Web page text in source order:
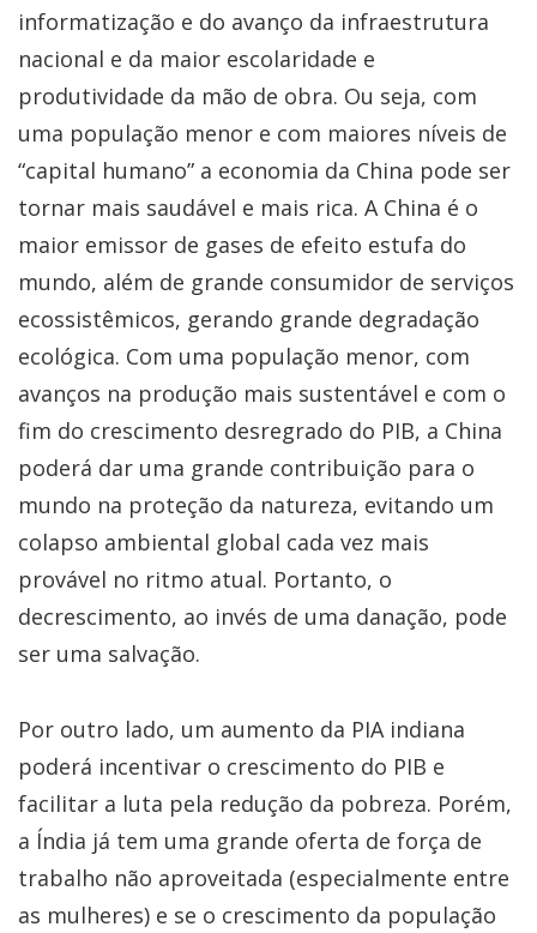
informatização e do avanço da infraestrutura
nacional e da maior escolaridade e
produtividade da mão de obra. Ou seja, com
uma população menor e com maiores níveis de
“capital humano” a economia da China pode ser
tornar mais saudável e mais rica. A China é o
maior emissor de gases de efeito estufa do
mundo, além de grande consumidor de serviços
ecossistêmicos, gerando grande degradação
ecológica. Com uma população menor, com
avanços na produção mais sustentável e com o
fim do crescimento desregrado do PIB, a China
poderá dar uma grande contribuição para o
mundo na proteção da natureza, evitando um
colapso ambiental global cada vez mais
provável no ritmo atual. Portanto, o
decrescimento, ao invés de uma danação, pode
ser uma salvação.
Por outro lado, um aumento da PIA indiana
poderá incentivar o crescimento do PIB e
facilitar a luta pela redução da pobreza. Porém,
a Índia já tem uma grande oferta de força de
trabalho não aproveitada (especialmente entre
as mulheres) e se o crescimento da população